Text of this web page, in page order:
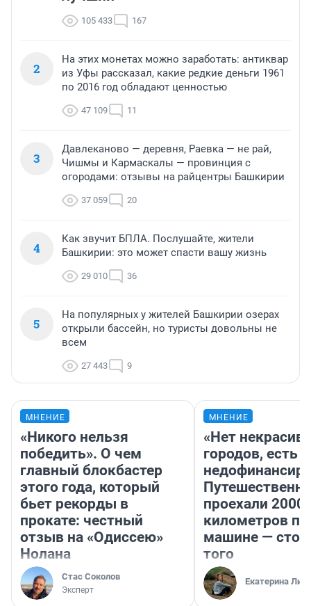
105 433 167
2
На этих монетах можно заработать: антиквар
из Уфы рассказал, какие редкие деньги 1961
по 2016 год обладают ценностью
47 109 11
3
Давлеканово — деревня, Раевка — не рай,
Чишмы и Кармаскалы — провинция с
огородами: отзывы на райцентры Башкирии
37 059 20
4
Как звучит БПЛА. Послушайте, жители
Башкирии: это может спасти вашу жизнь
29 010 36
5
На популярных у жителей Башкирии озерах
открыли бассейн, но туристы довольны не
всем
27 443 9
МНЕНИЕ
«Никого нельзя
победить». О чем
главный блокбастер
этого года, который
бьет рекорды в
прокате: честный
отзыв на «Одиссею»
Нолана
Стас Соколов
Эксперт
МНЕНИЕ
«Нет
городов, есть
проехали 2000
километров по
машине —
того
Екатерина